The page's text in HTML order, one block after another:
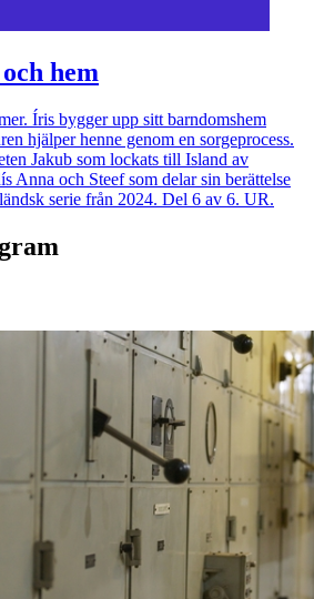
hem
Íris bygger upp sitt barndomshem
hjälper henne genom en sorgeprocess.
Jakub som lockats till Island av
Anna och Steef som delar sin berättelse
serie från 2024. Del 6 av 6. UR.